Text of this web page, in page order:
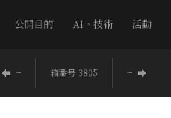
公開目的 AI・技術 活動
− 箱番号 3805 −